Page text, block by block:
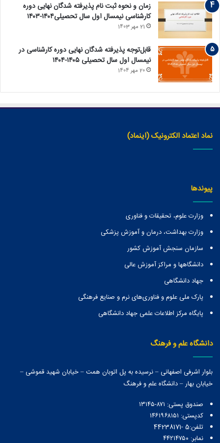
زمان و نحوه ثبت نام پذیرفته ‏شدگان نهایی دوره
کارشناسی نیمسال اول سال تحصیلی۱۴۰۴-۱۴۰۳
21 مهر 1403
قابل‌توجه پذیرفته‏ شدگان نهایی دوره کارشناسی در
نیمسال اول سال تحصیلی ۱۴۰۵-۱۴۰۴
20 مهر 1404
نماد اعتماد الکترونیک (اینماد)
پیوندها
وزارت علوم، تحقیقات و فناوری
وزارت بهداشت، درمان و آموزش پزشکی
سازمان سنجش آموزش کشور
دانشگاهها و مراكز آموزش عالی
جهاد دانشگاهی
پارک ملی علوم و فناوری‌های نرم و صنایع فرهنگی
پایگاه مرکز اطلاعات علمی جهاد دانشگاهی
دانشگاه علم و فرهنگ
بلوار اشرفی اصفهانی – نرسیده به پل اتوبان همت – خیابان شهید قموشی –
خیابان بهار – دانشگاه علم و فرهنگ
صندوق پستی:‌ ۸۷۱-۱۳۱۴۵
کدپستی: ۱۴۶۱۹۶۸۱۵۱
تلفن:5 -44238171
نمابر: ۴۴۲۱۴۷۵۰